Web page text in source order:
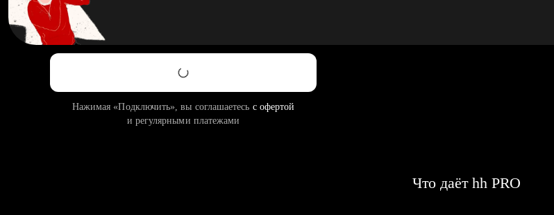
Нажимая «Подключить», вы соглашаетесь с офертой
и регулярными платежами
Что даёт hh PRO